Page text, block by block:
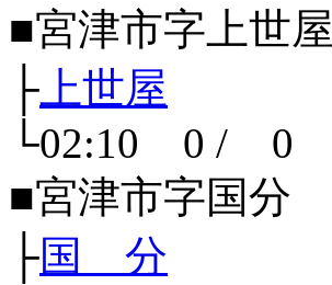
■宮津市字上世屋
├ 上世屋
└02:10 0 / 0
■宮津市字国分
├国 分